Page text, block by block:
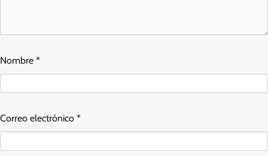
Nombre *
Correo electrónico *